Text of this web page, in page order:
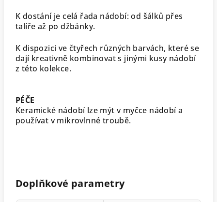
K dostání je celá řada nádobí: od šálků přes
talíře až po džbánky.
K dispozici ve čtyřech různých barvách, které se
dají kreativně kombinovat s jinými kusy nádobí
z této kolekce.
PÉČE
Keramické nádobí lze mýt v myčce nádobí a
používat v mikrovlnné troubě.
Doplňkové parametry